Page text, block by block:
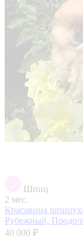
Шпиц
2 мес.
Красавица
Рубежный,
40 000 ₽